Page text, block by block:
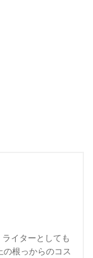
イターとしても
根っからのコス